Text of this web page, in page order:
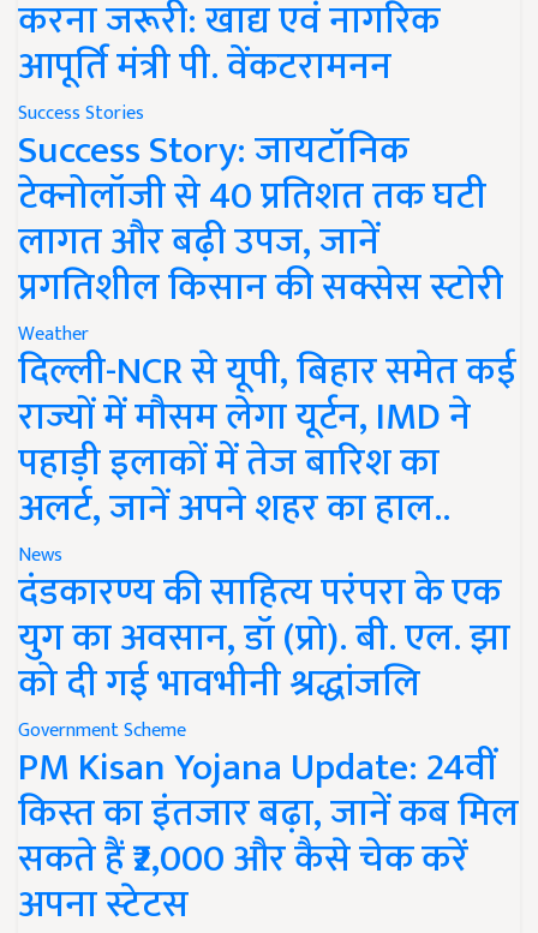
करना जरूरी: खाद्य एवं नागरिक
आपूर्ति मंत्री पी. वेंकटरामनन
Success Stories
Success Story: जायटॉनिक
टेक्नोलॉजी से 40 प्रतिशत तक घटी
लागत और बढ़ी उपज, जानें
प्रगतिशील किसान की सक्सेस स्टोरी
Weather
दिल्ली-NCR से यूपी, बिहार समेत कई
राज्यों में मौसम लेगा यूर्टन, IMD ने
पहाड़ी इलाकों में तेज बारिश का
अलर्ट, जानें अपने शहर का हाल..
News
दंडकारण्य की साहित्य परंपरा के एक
युग का अवसान, डॉ (प्रो). बी. एल. झा
को दी गई भावभीनी श्रद्धांजलि
Government Scheme
PM Kisan Yojana Update: 24वीं
किस्त का इंतजार बढ़ा, जानें कब मिल
सकते हैं ₹2,000 और कैसे चेक करें
अपना स्टेटस